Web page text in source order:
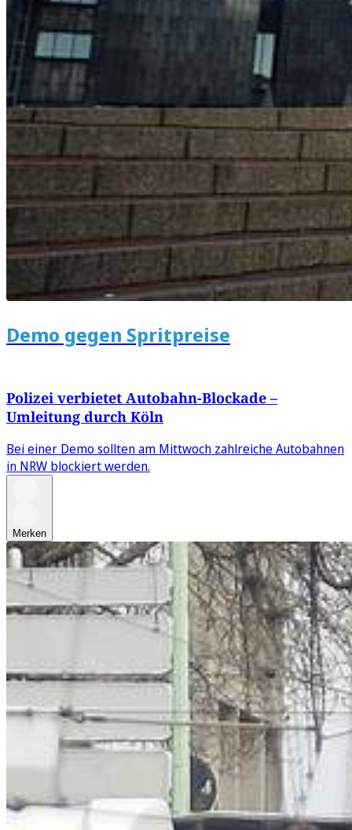
Demo gegen Spritpreise
Polizei verbietet Autobahn-Blockade –
Umleitung durch Köln
Bei einer Demo sollten am Mittwoch zahlreiche Autobahnen
in NRW blockiert werden.
Merken